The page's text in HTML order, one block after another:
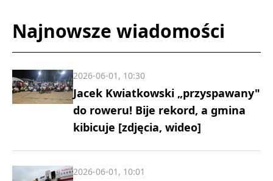
Najnowsze wiadomości
Jacek Kwiatkowski „przyspawany"
do roweru! Bije rekord, a gmina
kibicuje [zdjęcia, wideo]
2026-06-01, 10:30
2026-06-01, 10:01